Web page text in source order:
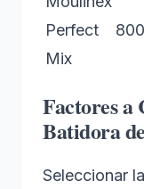
Perfect
Mix
800
Factores a
Batidora
Seleccionar